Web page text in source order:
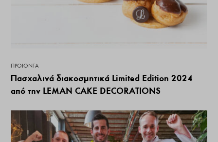
ΠΡΟΪΌΝΤΑ
Πασχαλινά διακοσμητικά Limited Edition 2024
από την LEMAN CAKE DECORATIONS